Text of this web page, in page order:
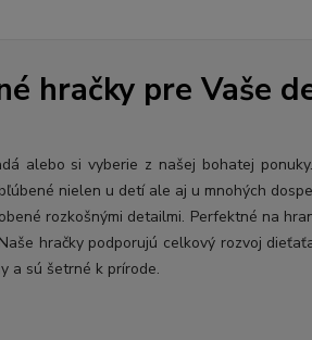
hračky pre Vaše
alebo si vyberie z našej bohatej
nielen u detí ale aj u mnohých
rozkošnými detailmi. Perfektné na
Naše hračky podporujú celkový rozvoj
a sú šetrné k prírode.